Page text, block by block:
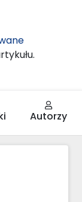
Autorzy